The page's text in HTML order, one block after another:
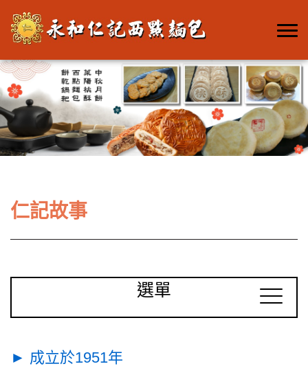
仁記故事
選單
► 成立於1951年